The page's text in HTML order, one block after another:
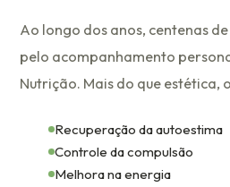
Ao longo dos anos, centenas
pelo acompanhamento
Nutrição. Mais do que estética,
Recuperação da autoestima
Controle da compulsão
Melhora na energia